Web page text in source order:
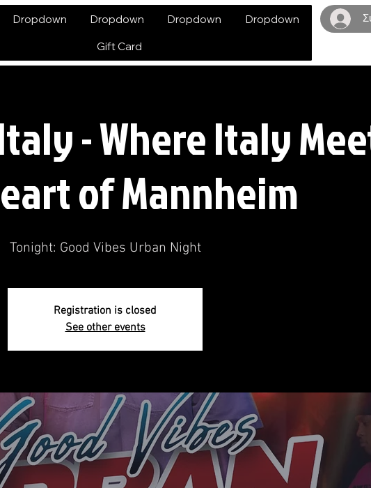
Dropdown Dropdown Dropdown Dropdown
Gift Card
- Where Italy
of Mannheim
Tonight: Good Vibes Urban Night
Registration is closed
See other events